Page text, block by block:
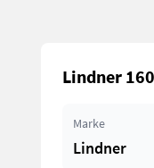
Lindner
Marke
Lindner